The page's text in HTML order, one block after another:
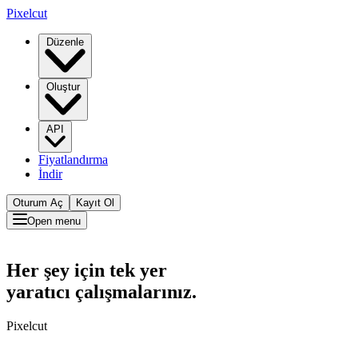
Pixelcut
Düzenle
Oluştur
API
Fiyatlandırma
İndir
Oturum Aç
Kayıt Ol
Open menu
Her şey için tek yer
yaratıcı çalışmalarınız.
Pixelcut